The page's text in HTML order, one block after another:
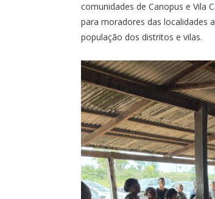
comunidades de Canopus e Vila
para moradores das localidades
população dos distritos e vilas.